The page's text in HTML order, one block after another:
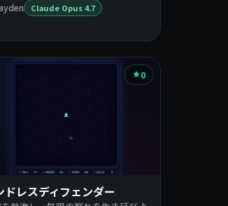
Claude Opus 4.7
0
ドレスディフェンダー